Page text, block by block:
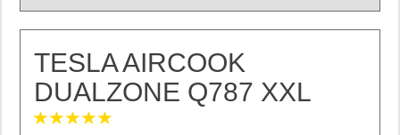
TESLA AIRCOOK
DUALZONE Q787 XXL